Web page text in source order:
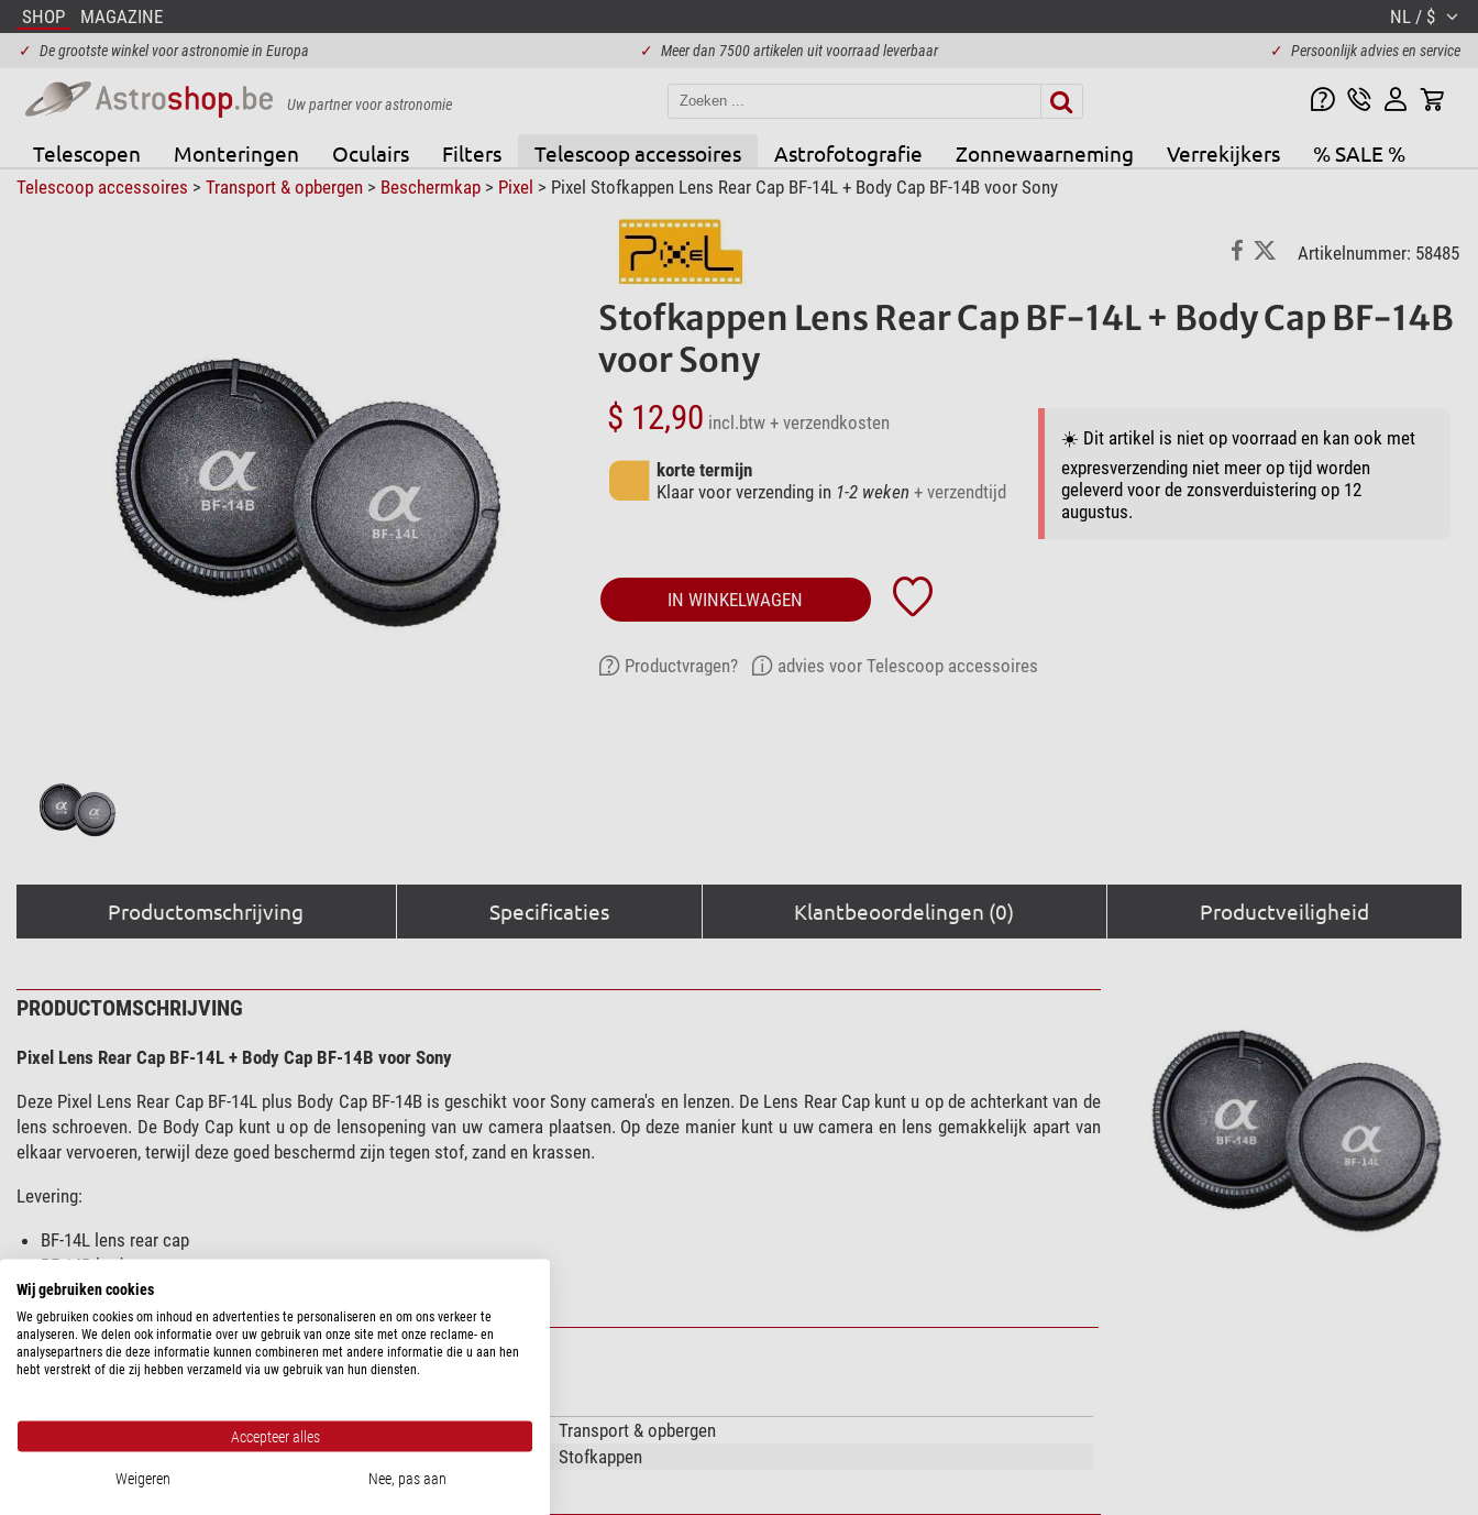
SHOP MAGAZINE NL / $
✓ De grootste winkel voor astronomie in Europa ✓ Meer dan 7500 artikelen uit voorraad leverbaar ✓ Persoonlijk advies en service
Uw partner voor astronomie
Telescopen Monteringen Oculairs Filters Telescoop accessoires Astrofotografie Zonnewaarneming Verrekijkers % SALE %
Telescoop accessoires > Transport & opbergen> Beschermkap> Pixel > Pixel Stofkappen Lens Rear Cap BF-14L + Body Cap BF-14B voor Sony
Artikelnummer: 58485
Stofkappen Lens Rear Cap BF-14L + Body Cap BF-14B
voor Sony
$ 12,90 incl.btw + verzendkosten
korte termijn
Klaar voor verzending in 1-2 weken + verzendtijd
☀️ Dit artikel is niet op voorraad en kan ook met
expresverzending niet meer op tijd worden
geleverd voor de zonsverduistering op 12
augustus.
IN WINKELWAGEN
Productvragen? advies voor Telescoop accessoires
Productomschrijving Specificaties Klantbeoordelingen (0) Productveiligheid
PRODUCTOMSCHRIJVING
Pixel Lens Rear Cap BF-14L + Body Cap BF-14B voor Sony
Deze Pixel Lens Rear Cap BF-14L plus Body Cap BF-14B is geschikt voor Sony camera's en lenzen. De Lens Rear Cap kunt u op de achterkant van de
lens schroeven. De Body Cap kunt u op de lensopening van uw camera plaatsen. Op deze manier kunt u uw camera en lens gemakkelijk apart van
elkaar vervoeren, terwijl deze goed beschermd zijn tegen stof, zand en krassen.
Levering:
BF-14L lens rear cap
BF-14B body cap
SPECIFICATIES
Transport & opbergen
Ontwerp
Stofkappen
Wij gebruiken cookies
We gebruiken cookies om inhoud en advertenties te personaliseren en om ons verkeer te
analyseren. We delen ook informatie over uw gebruik van onze site met onze reclame- en
analysepartners die deze informatie kunnen combineren met andere informatie die u aan hen
hebt verstrekt of die zij hebben verzameld via uw gebruik van hun diensten.
Accepteer alles
Weigeren Nee, pas aan